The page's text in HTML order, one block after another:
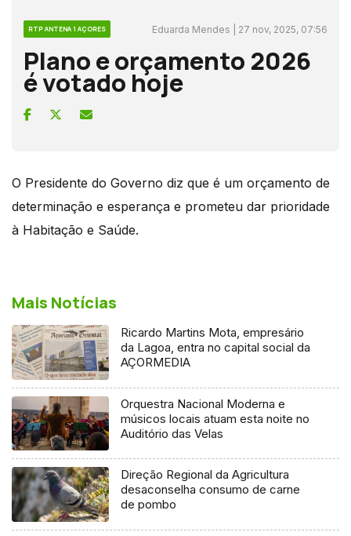
RTP ANTENA 1 AÇORES Eduarda Mendes | 27 nov, 2025, 07:56
Plano e orçamento 2026
é votado hoje
O Presidente do Governo diz que é um orçamento de
determinação e esperança e prometeu dar prioridade
à Habitação e Saúde.
Mais Notícias
Ricardo Martins Mota, empresário
da Lagoa, entra no capital social da
AÇORMEDIA
Orquestra Nacional Moderna e
músicos locais atuam esta noite no
Auditório das Velas
Direção Regional da Agricultura
desaconselha consumo de carne
de pombo